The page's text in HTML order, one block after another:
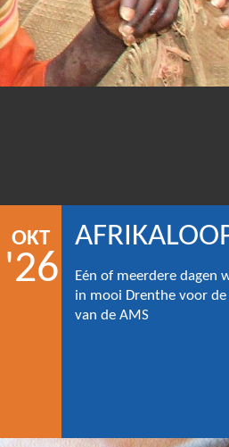
OKT
'26
Eén of meerdere dagen
in mooi Drenthe voor
van de AMS